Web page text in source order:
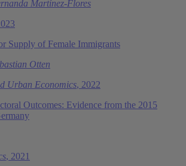
Martínez-Flores
Supply of Female Immigrants
Otten
Urban Economics, 2022
Outcomes: Evidence from the 2015
, 2021